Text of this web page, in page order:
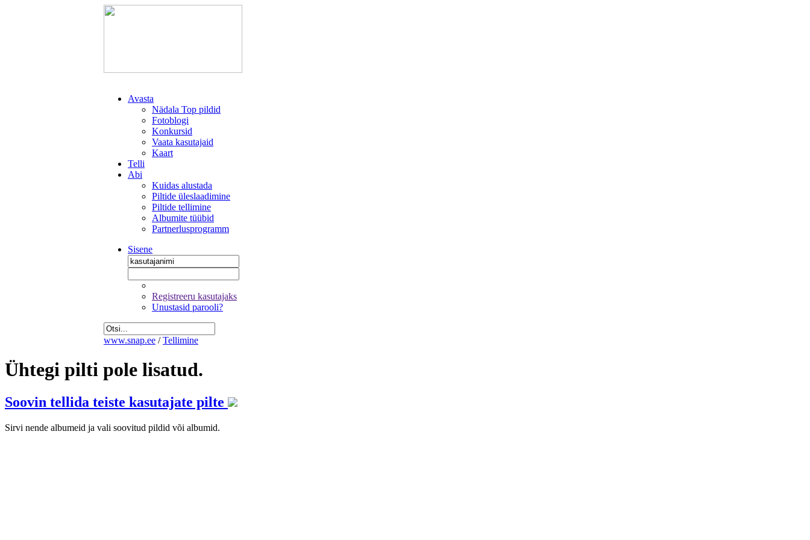
Avasta
Nädala Top pildid
Fotoblogi
Konkursid
Vaata kasutajaid
Kaart
Telli
Abi
Kuidas alustada
Piltide üleslaadimine
Piltide tellimine
Albumite tüübid
Partnerlusprogramm
Sisene
Registreeru kasutajaks
Unustasid parooli?
www.snap.ee / Tellimine
Ühtegi pilti pole lisatud.
Soovin tellida teiste kasutajate pilte
Sirvi nende albumeid ja vali soovitud pildid või albumid.